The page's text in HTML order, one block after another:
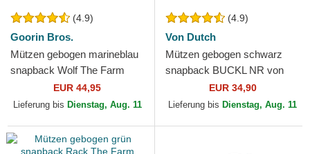
(4.9)
Goorin Bros.
Mützen gebogen marineblau
snapback Wolf The Farm
Goorin Bros.EUR 44,95
Lieferung bis Dienstag, Aug. 11
(4.9)
Von Dutch
Mützen gebogen schwarz
snapback BUCKL NR von
Von DutchEUR 34,90
Lieferung bis Dienstag, Aug. 11